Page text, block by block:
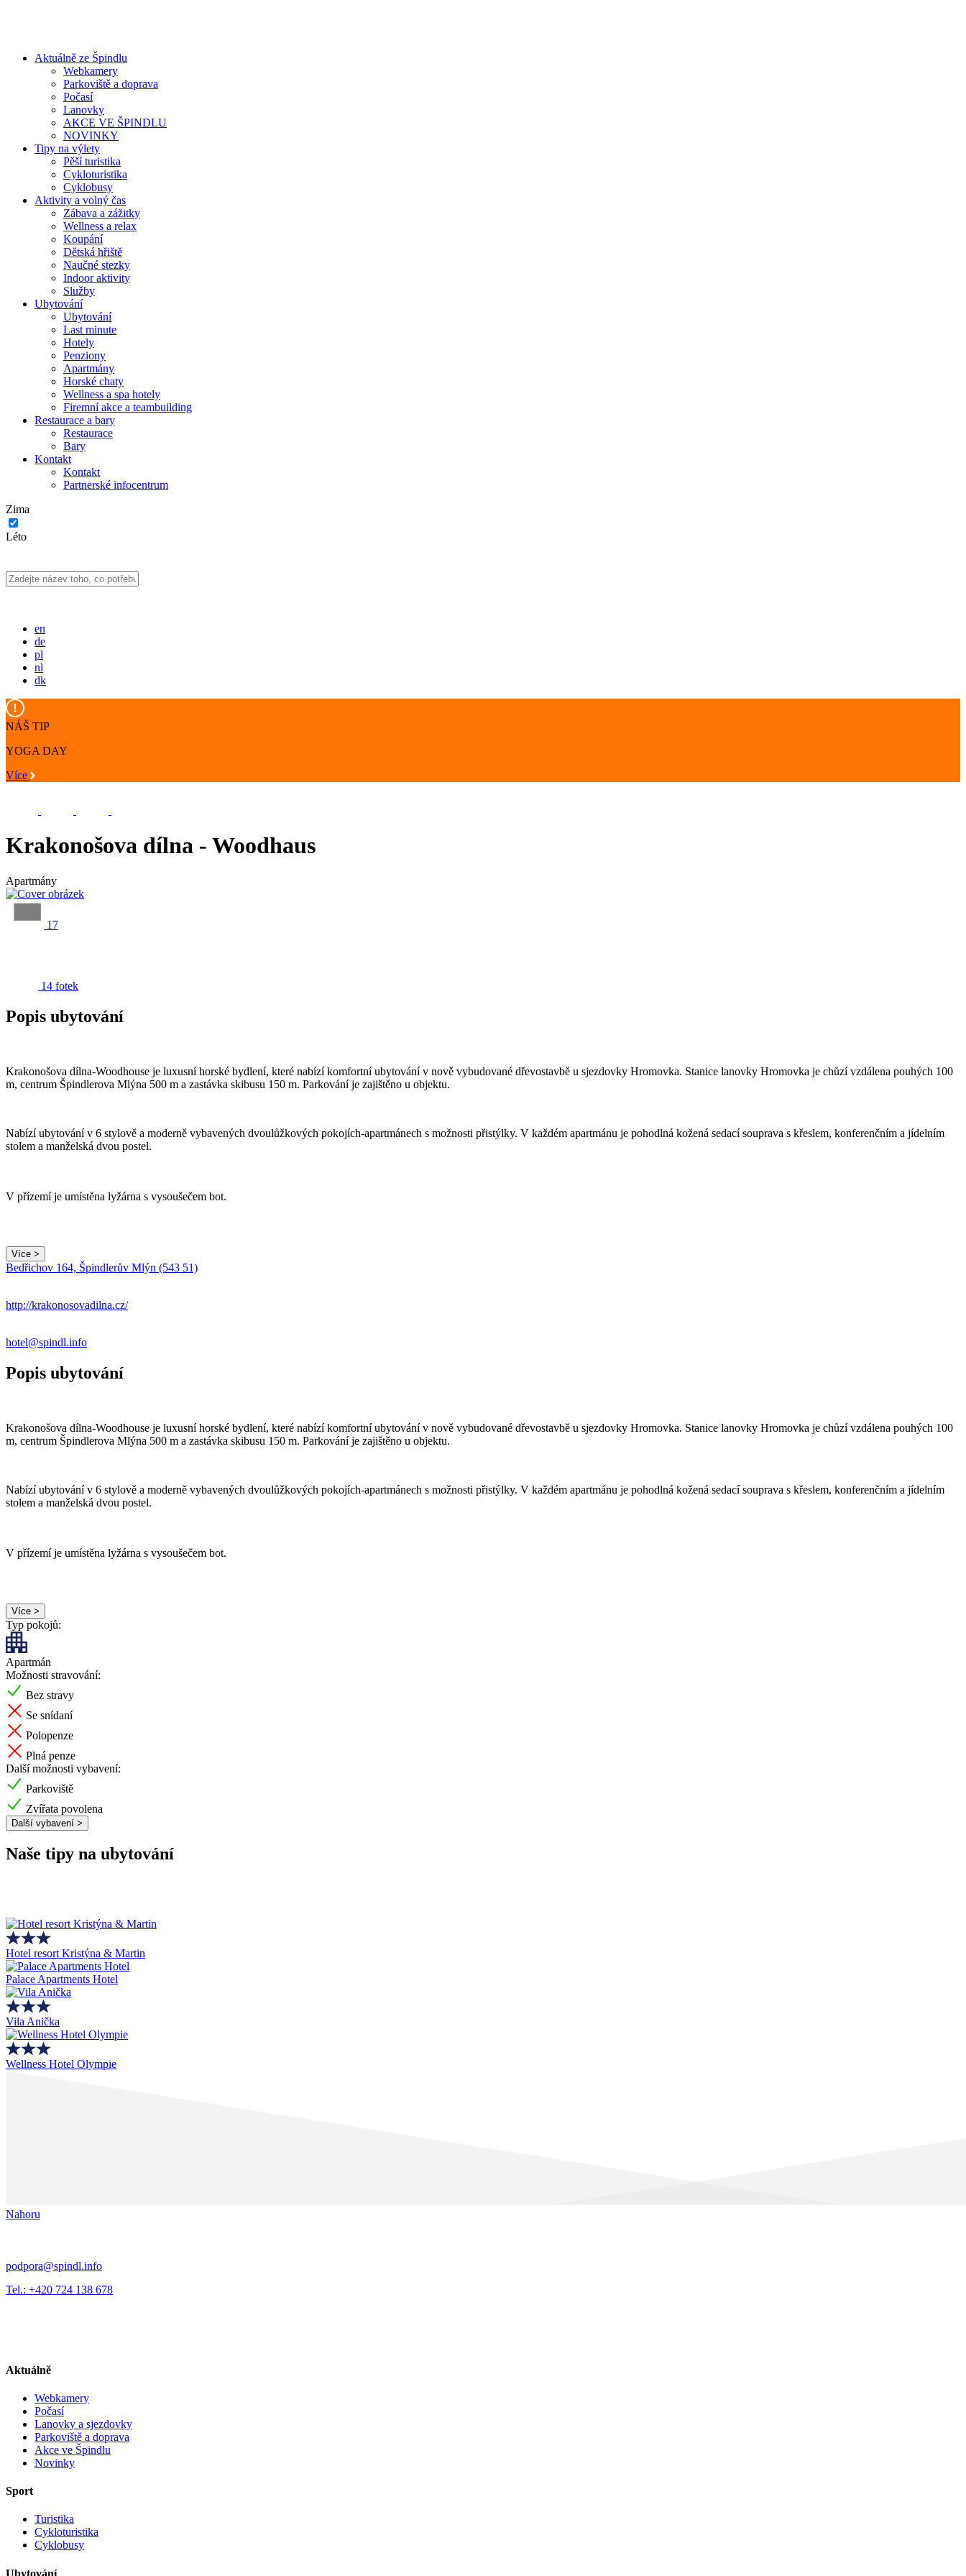
Aktuálně ze Špindlu
Webkamery
Parkoviště a doprava
Počasí
Lanovky
AKCE VE ŠPINDLU
NOVINKY
Tipy na výlety
Pěší turistika
Cykloturistika
Cyklobusy
Aktivity a volný čas
Zábava a zážitky
Wellness a relax
Koupání
Dětská hřiště
Naučné stezky
Indoor aktivity
Služby
Ubytování
Ubytování
Last minute
Hotely
Penziony
Apartmány
Horské chaty
Wellness a spa hotely
Firemní akce a teambuilding
Restaurace a bary
Restaurace
Bary
Kontakt
Kontakt
Partnerské infocentrum
Zima
Léto
en
de
pl
nl
dk
NÁŠ TIP
YOGA DAY
Více
Krakonošova dílna - Woodhaus
Apartmány
17
14 fotek
Popis ubytování
Krakonošova dílna-Woodhouse je luxusní horské bydlení, které nabízí komfortní ubytování v nově vybudované dřevostavbě u sjezdovky Hromovka. Stanice lanovky Hromovka je chůzí vzdálena pouhých 100
m, centrum Špindlerova Mlýna 500 m a zastávka skibusu 150 m. Parkování je zajištěno u objektu.
Nabízí ubytování v 6 stylově a moderně vybavených dvoulůžkových pokojích-apartmánech s možnosti přistýlky. V každém apartmánu je pohodlná kožená sedací souprava s křeslem, konferenčním a jídelním
stolem a manželská dvou postel.
V přízemí je umístěna lyžárna s vysoušečem bot.
Více >
Bedřichov 164, Špindlerův Mlýn (543 51)
http://krakonosovadilna.cz/
hotel@spindl.info
Popis ubytování
Krakonošova dílna-Woodhouse je luxusní horské bydlení, které nabízí komfortní ubytování v nově vybudované dřevostavbě u sjezdovky Hromovka. Stanice lanovky Hromovka je chůzí vzdálena pouhých 100
m, centrum Špindlerova Mlýna 500 m a zastávka skibusu 150 m. Parkování je zajištěno u objektu.
Nabízí ubytování v 6 stylově a moderně vybavených dvoulůžkových pokojích-apartmánech s možnosti přistýlky. V každém apartmánu je pohodlná kožená sedací souprava s křeslem, konferenčním a jídelním
stolem a manželská dvou postel.
V přízemí je umístěna lyžárna s vysoušečem bot.
Více >
Typ pokojů:
Apartmán
Možnosti stravování:
Bez stravy
Se snídaní
Polopenze
Plná penze
Další možnosti vybavení:
Parkoviště
Zvířata povolena
Další vybavení >
Naše tipy na ubytování
Hotel resort Kristýna & Martin
Palace Apartments Hotel
Vila Anička
Wellness Hotel Olympie
Nahoru
podpora@spindl.info
Tel.: +420 724 138 678
Aktuálně
Webkamery
Počasí
Lanovky a sjezdovky
Parkoviště a doprava
Akce ve Špindlu
Novinky
Sport
Turistika
Cykloturistika
Cyklobusy
Ubytování